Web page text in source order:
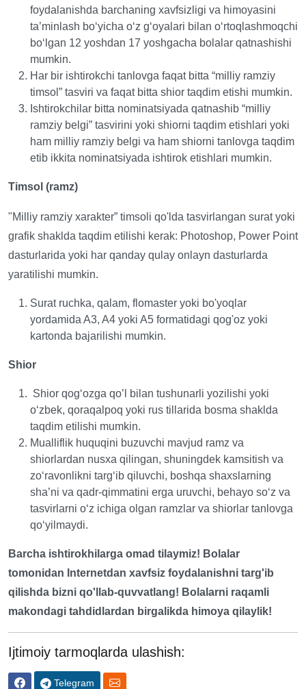
foydalanishda barchaning xavfsizligi va himoyasini
ta’minlash bo‘yicha o‘z g‘oyalari bilan o‘rtoqlashmoqchi
bo‘lgan 12 yoshdan 17 yoshgacha bolalar qatnashishi
mumkin.
Har bir ishtirokchi tanlovga faqat bitta “milliy ramziy
timsol” tasviri va faqat bitta shior taqdim etishi mumkin.
Ishtirokchilar bitta nominatsiyada qatnashib “milliy
ramziy belgi” tasvirini yoki shiorni taqdim etishlari yoki
ham milliy ramziy belgi va ham shiorni tanlovga taqdim
etib ikkita nominatsiyada ishtirok etishlari mumkin.
Timsol (ramz)
"Milliy ramziy xarakter” timsoli qo'lda tasvirlangan surat yoki
grafik shaklda taqdim etilishi kerak: Photoshop, Power Point
dasturlarida yoki har qanday qulay onlayn dasturlarda
yaratilishi mumkin.
Surat ruchka, qalam, flomaster yoki bo'yoqlar
yordamida A3, A4 yoki A5 formatidagi qog'oz yoki
kartonda bajarilishi mumkin.
Shior
Shior qogʻozga qo’l bilan tushunarli yozilishi yoki
oʻzbek, qoraqalpoq yoki rus tillarida bosma shaklda
taqdim etilishi mumkin.
Mualliflik huquqini buzuvchi mavjud ramz va
shiorlardan nusxa qilingan, shuningdek kamsitish va
zo‘ravonlikni targ‘ib qiluvchi, boshqa shaxslarning
sha’ni va qadr-qimmatini erga uruvchi, behayo so‘z va
tasvirlarni o‘z ichiga olgan ramzlar va shiorlar tanlovga
qo‘yilmaydi.
Barcha ishtirokhilarga omad tilaymiz! Bolalar
tomonidan Internetdan xavfsiz foydalanishni targ'ib
qilishda bizni qo'llab-quvvatlang! Bolalarni raqamli
makondagi tahdidlardan birgalikda himoya qilaylik!
Ijtimoiy tarmoqlarda ulashish:
Telegram